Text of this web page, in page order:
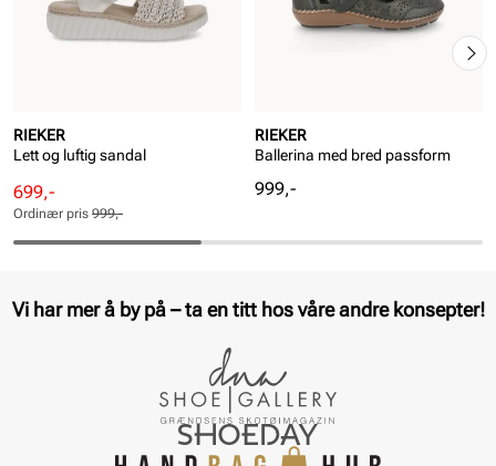
RIEKER
Lett og luftig sandal
Rabattert
pris
Pris
699,-
Ordinær
pris
Pris
Ordinær pris 999,-
RIEKER
Ballerina med bred passform
Pris
999,-
Vi har mer å by på – ta en titt hos våre andre konsepter!